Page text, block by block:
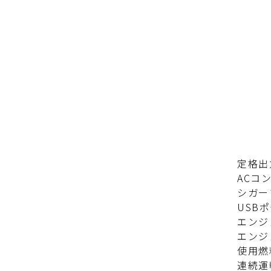
定格
ACコ
シガ
USB
エン
エン
使用
連続